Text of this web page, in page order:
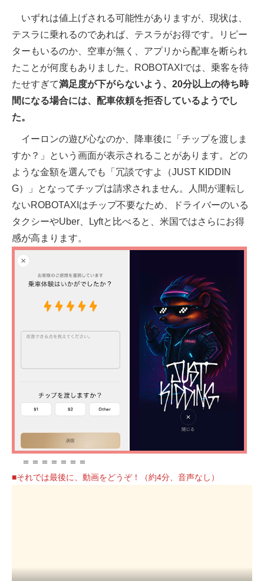
いずれは値上げされる可能性がありますが、現状は、
テスラに乗れるのであれば、テスラがお得です。リピー
ターもいるのか、空車が無く、アプリから配車を断られ
たことが何度もありました。ROBOTAXIでは、乗客を待
たせすぎて満足度が下がらないよう、20分以上の待ち時
間になる場合には、配車依頼を拒否しているようでし
た。
イーロンの遊び心なのか、降車後に「チップを渡しま
すか？」という画面が表示されることがあります。どの
ような金額を選んでも「冗談ですよ（JUST KIDDIN
G）」となってチップは請求されません。人間が運転し
ないROBOTAXIはチップ不要なため、ドライバーのいる
タクシーやUber、Lyftと比べると、米国ではさらにお得
感が高まります。
＝＝＝＝＝＝＝
■それでは最後に、動画をどうぞ！（約4分、音声なし）